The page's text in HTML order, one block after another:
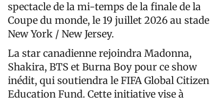
spectacle de la mi-temps de la finale de la
Coupe du monde, le 19 juillet 2026 au stade
New York / New Jersey.
La star canadienne rejoindra Madonna,
Shakira, BTS et Burna Boy pour ce show
inédit, qui soutiendra le FIFA Global Citizen
Education Fund. Cette initiative vise à